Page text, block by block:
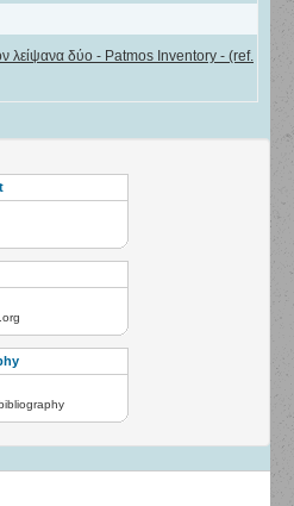
λείψανα δύο - Patmos Inventory - (ref.